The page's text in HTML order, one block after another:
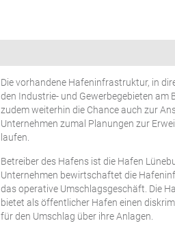
Die vorhandene Hafeninfrastruktur, in
den Industrie- und Gewerbegebieten am
zudem weiterhin die Chance auch zur
Unternehmen zumal Planungen zur
laufen.
Betreiber des Hafens ist die Hafen
Unternehmen bewirtschaftet die
das operative Umschlagsgeschäft. Die
bietet als öffentlicher Hafen einen
für den Umschlag über ihre Anlagen.